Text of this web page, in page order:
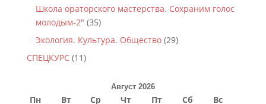
Школа ораторского мастерства. Сохраним голос
молодым-2" (35)
Экология. Культура. Общество(29)
СПЕЦКУРС(11)
Август 2026
Пн Вт Ср Чт Пт Сб
Вс